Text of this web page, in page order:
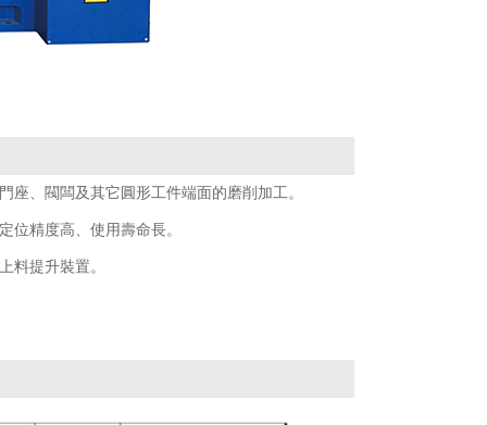
、閥闆及其它圓形工件端面的磨削加工。
位精度高、使用壽命長。
料提升裝置。